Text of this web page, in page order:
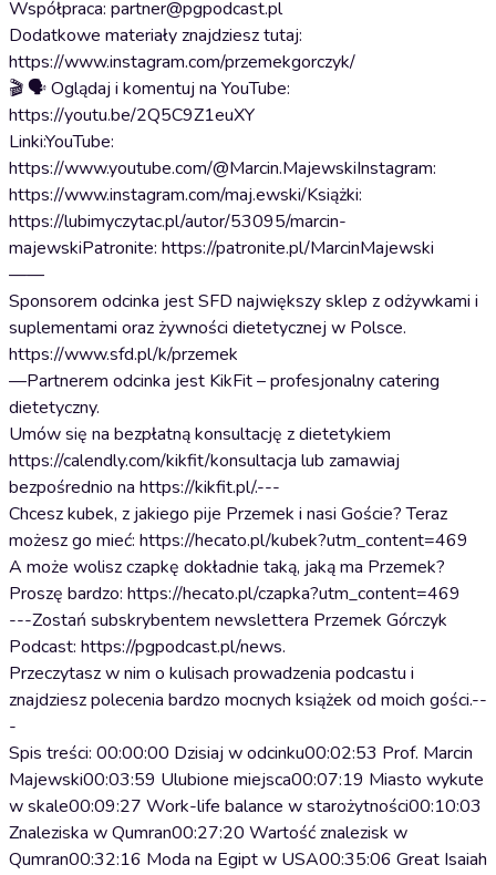
Współpraca: partner@pgpodcast.pl
Dodatkowe materiały znajdziesz tutaj:
https://www.instagram.com/przemekgorczyk/
🎬 🗣️ Oglądaj i komentuj na YouTube:
https://youtu.be/2Q5C9Z1euXY
Linki:YouTube:
https://www.youtube.com/@Marcin.MajewskiInstagram:
https://www.instagram.com/maj.ewski/Książki:
https://lubimyczytac.pl/autor/53095/marcin-
majewskiPatronite: https://patronite.pl/MarcinMajewski
——
Sponsorem odcinka jest SFD największy sklep z odżywkami i
suplementami oraz żywności dietetycznej w Polsce.
https://www.sfd.pl/k/przemek
—Partnerem odcinka jest KikFit – profesjonalny catering
dietetyczny.
Umów się na bezpłatną konsultację z dietetykiem
https://calendly.com/kikfit/konsultacja lub zamawiaj
bezpośrednio na https://kikfit.pl/.---
Chcesz kubek, z jakiego pije Przemek i nasi Goście? Teraz
możesz go mieć: https://hecato.pl/kubek?utm_content=469
A może wolisz czapkę dokładnie taką, jaką ma Przemek?
Proszę bardzo: https://hecato.pl/czapka?utm_content=469
---Zostań subskrybentem newslettera Przemek Górczyk
Podcast: https://pgpodcast.pl/news.
Przeczytasz w nim o kulisach prowadzenia podcastu i
znajdziesz polecenia bardzo mocnych książek od moich gości.--
-
Spis treści: 00:00:00 Dzisiaj w odcinku00:02:53 Prof. Marcin
Majewski00:03:59 Ulubione miejsca00:07:19 Miasto wykute
w skale00:09:27 Work-life balance w starożytności00:10:03
Znaleziska w Qumran00:27:20 Wartość znalezisk w
Qumran00:32:16 Moda na Egipt w USA00:35:06 Great Isaiah